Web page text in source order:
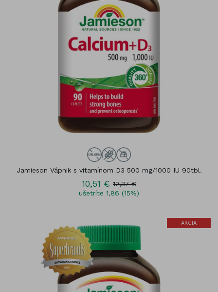
Jamieson Vápnik s vitamínom D3 500 mg/1000 IU 90tbl.
10,51 € 12,37 €
ušetríte 1,86 (15%)
AKCIA